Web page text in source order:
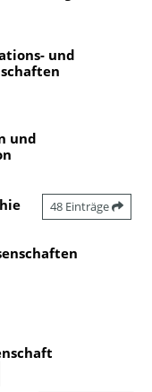
und
und
48 Einträge